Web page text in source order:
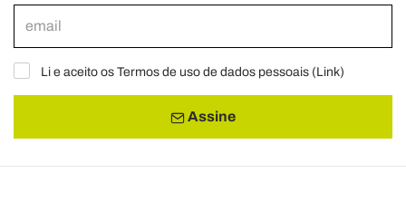
raccolto dal suo utilizzo dei loro servizi.
Li e aceito os Termos de uso de dados pessoais (Link)
Assine